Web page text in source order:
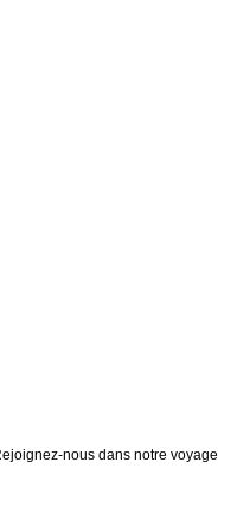
nous dans notre voyage